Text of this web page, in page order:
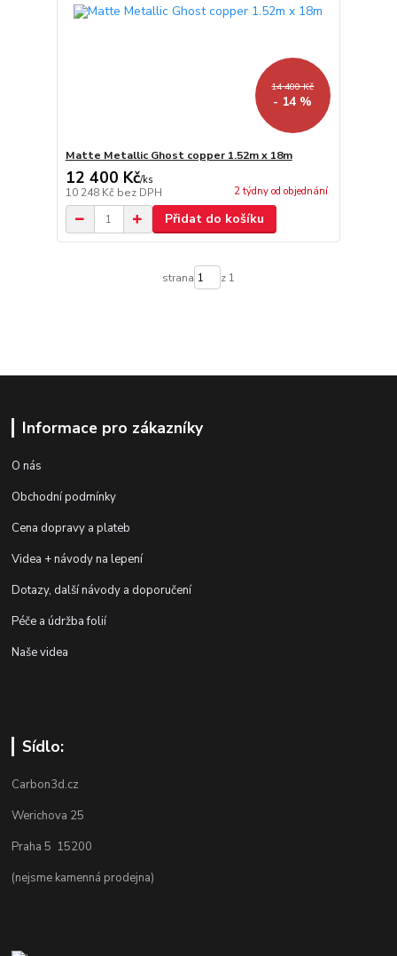
14 400 Kč
- 14 %
Matte Metallic Ghost copper 1.52m x 18m
12 400 Kč/ks
10 248 Kč bez DPH 2 týdny od objednání
Přidat do košíku
strana z 1
Informace pro zákazníky
O nás
Obchodní podmínky
Cena dopravy a plateb
Videa + návody na lepení
Dotazy, další návody a doporučení
Péče a údržba folií
Naše videa
Sídlo:
Carbon3d.cz
Werichova 25
Praha 5 15200
(nejsme kamenná prodejna)